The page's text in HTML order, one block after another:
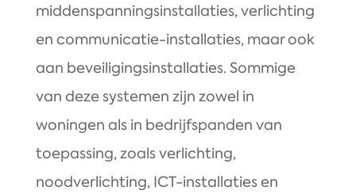
middenspanningsinstallaties, verlichting
en communicatie-installaties, maar ook
aan beveiligingsinstallaties. Sommige
van deze systemen zijn zowel in
woningen als in bedrijfspanden van
toepassing, zoals verlichting,
noodverlichting, ICT-installaties en